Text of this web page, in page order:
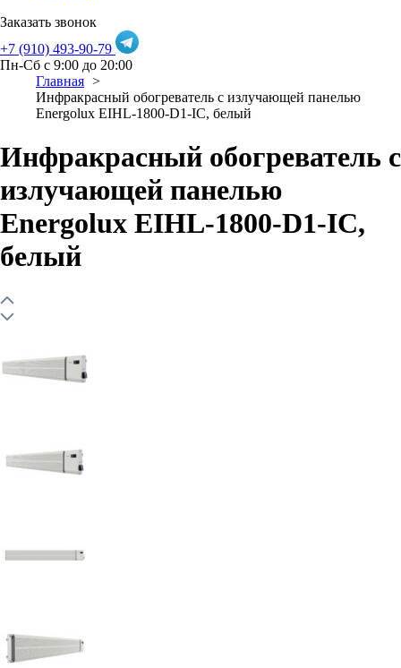
Заказать звонок
+7 (910) 493-90-79
Пн-Сб с 9:00 до 20:00
Главная
Инфракрасный обогреватель с излучающей панелью
Energolux EIHL-1800-D1-IC, белый
Инфракрасный обогреватель с
излучающей панелью
Energolux EIHL-1800-D1-IC,
белый